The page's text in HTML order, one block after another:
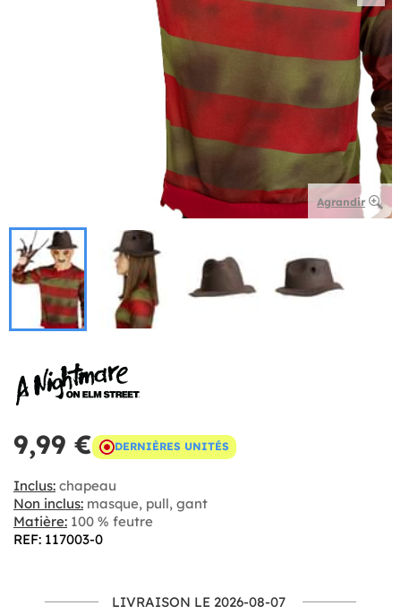
Agrandir
9,99 € DERNIÈRES UNITÉS
Inclus: chapeau
Non inclus: masque, pull, gant
Matière: 100 % feutre
REF: 117003-0
LIVRAISON LE 2026-08-07